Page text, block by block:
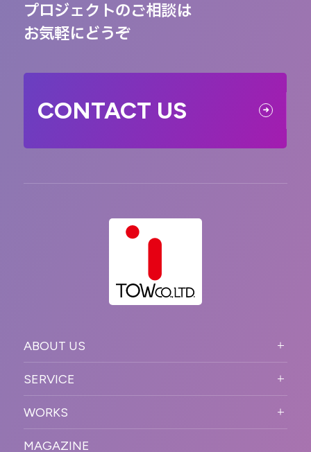
プロジェクトのご相談は
お気軽にどうぞ
CONTACT US
ABOUT US
PURPOSE
VISION
OUR DNA
SERVICE
STRONG POINT
BUSINESS DOMAIN
WORKS
MAGAZINE